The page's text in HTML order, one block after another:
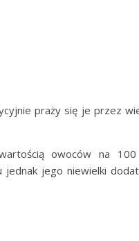
praży się je przez
owoców na
jego niewielki